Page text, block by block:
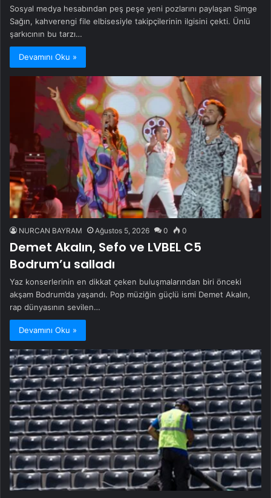
Sosyal medya hesabından peş peşe yeni pozlarını paylaşan Simge
Sağın, kahverengi file elbisesiyle takipçilerinin ilgisini çekti. Ünlü
şarkıcının bu tarzı…
Devamını Oku »
NURCAN BAYRAM Ağustos 5, 2026 0 0
Demet Akalın, Sefo ve LVBEL C5
Bodrum’u salladı
Yaz konserlerinin en dikkat çeken buluşmalarından biri önceki
akşam Bodrum’da yaşandı. Pop müziğin güçlü ismi Demet Akalın,
rap dünyasının sevilen…
Devamını Oku »